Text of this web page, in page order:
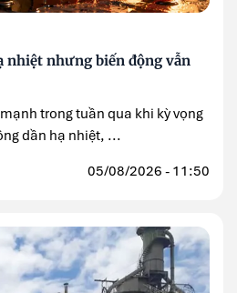
nhiệt nhưng biến động vẫn
trong tuần qua khi kỳ vọng
dần hạ nhiệt, ...
05/08/2026 - 11:50